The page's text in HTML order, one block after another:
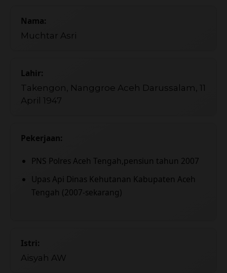
Nama:
Muchtar Asri
Lahir:
Takengon, Nanggroe Aceh Darussalam, 11
April 1947
Pekerjaan:
PNS Polres Aceh Tengah,pensiun tahun 2007
Upas Api Dinas Kehutanan Kabupaten Aceh
Tengah (2007-sekarang)
Istri:
Aisyah AW